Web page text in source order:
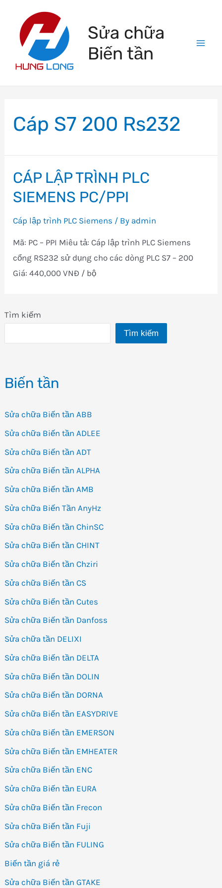
content
Sửa chữa
Biến tần
Tìm kiếm
Tìm kiếm
Biến tần
Sửa chữa Biến tần ABB
Sửa chữa Biến tần ADLEE
Sửa chữa Biến tần ADT
Sửa chữa Biến tần ALPHA
Sửa chữa Biến tần AMB
Sửa chữa Biến Tần AnyHz
Sửa chữa Biến tần ChinSC
Sửa chữa Biến tần CHINT
Sửa chữa Biến tần Chziri
Sửa chữa Biến tần CS
Sửa chữa Biến tần Cutes
Sửa chữa Biến tần Danfoss
Sửa chữa tần DELIXI
Sửa chữa Biến tần DELTA
Sửa chữa Biến tần DOLIN
Sửa chữa Biến tần DORNA
Sửa chữa Biến tần EASYDRIVE
Sửa chữa Biến tần EMERSON
Sửa chữa Biến tần EMHEATER
Sửa chữa Biến tần ENC
Sửa chữa Biến tần EURA
Sửa chữa Biến tần Frecon
Sửa chữa Biến tần Fuji
Sửa chữa Biến tần FULING
Biến tần giá rẻ
Sửa chữa Biến tần GTAKE
Cáp S7 200 Rs232
CÁP LẬP TRÌNH PLC
SIEMENS PC/PPI
Cáp lập trình PLC Siemens / By admin
Mã: PC – PPI Miêu tả: Cáp lập trình PLC Siemens
cổng RS232 sử dụng cho các dòng PLC S7 – 200
Giá: 440,000 VNĐ / bộ